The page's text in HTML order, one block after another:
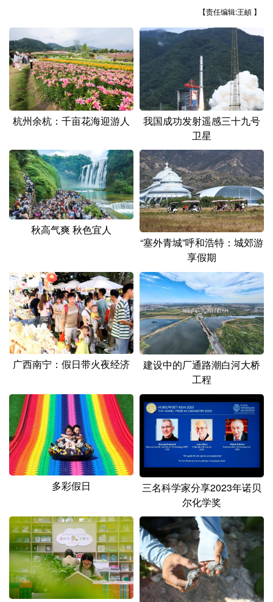
江苏
福建 江西
山东 河南 湖北 湖南
广东 广西 海南 重庆
四川 贵州 云南 西藏
新疆 内蒙古 黑龙江
多语种频道
English Español Français عربى
Deutsch Português
【责任编辑:王頔 】
杭州余杭：千亩花海迎游人
我国成功发射遥感三十九号
卫星
秋高气爽 秋色宜人
“塞外青城”呼和浩特：城郊游
享假期
广西南宁：假日带火夜经济
建设中的厂通路潮白河大桥
工程
多彩假日
三名科学家分享2023年诺贝
尔化学奖